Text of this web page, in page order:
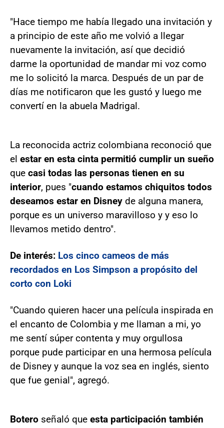
"Hace tiempo me había llegado una invitación y
a principio de este año me volvió a llegar
nuevamente la invitación, así que decidió
darme la oportunidad de mandar mi voz como
me lo solicitó la marca. Después de un par de
días me notificaron que les gustó y luego me
convertí en la abuela Madrigal.
La reconocida actriz colombiana reconoció que
el estar en esta cinta permitió cumplir un sueño
que casi todas las personas tienen en su
interior, pues "cuando estamos chiquitos todos
deseamos estar en Disney de alguna manera,
porque es un universo maravilloso y y eso lo
llevamos metido dentro".
De interés: Los cinco cameos de más
recordados en Los Simpson a propósito del
corto con Loki
"Cuando quieren hacer una película inspirada en
el encanto de Colombia y me llaman a mi, yo
me sentí súper contenta y muy orgullosa
porque pude participar en una hermosa película
de Disney y aunque la voz sea en inglés, siento
que fue genial", agregó.
Botero señaló que esta participación también